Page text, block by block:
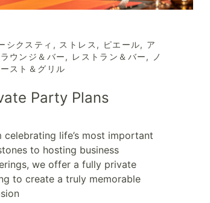
シクスティ , ストレス , ピエール, ア
ウンジ＆バー, レストラン＆バー,
ノ
スト＆グリル
Party Plans
celebrating life’s most important
to hosting business
we offer a fully private
to create a truly memorable